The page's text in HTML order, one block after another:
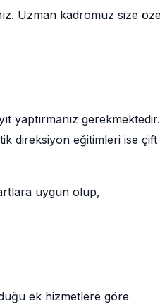
Uzman kadromuz size
yaptırmanız gerekmektedir.
direksiyon eğitimleri ise çift
uygun olup,
ek hizmetlere göre